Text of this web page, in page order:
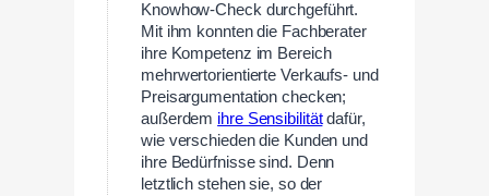
Knowhow-Check durchgeführt.
Mit ihm konnten die Fachberater
ihre Kompetenz im Bereich
mehrwertorientierte Verkaufs- und
Preisargumentation checken;
außerdem ihre Sensibilitätdafür,
wie verschieden die Kunden und
ihre Bedürfnisse sind. Denn
letztlich stehen sie, so der